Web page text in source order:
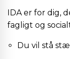
IDA er for dig,
fagligt og
Du vil stå